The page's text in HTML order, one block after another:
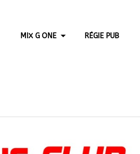
MIX G ONE RÉGIE PUB